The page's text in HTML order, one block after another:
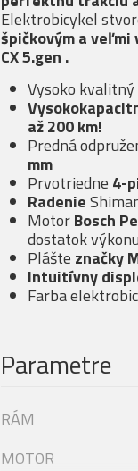
Elektrobicykel
špičkovým a veľmi
CX 5.gen .
Vysoko kvalitný
až 200 km!
Predná
mm
Prvotriedne 4-
Radenie
MotorBosch
dostatok výkonu
Plášte značky
Intuitívny
Farba
Parametre
RÁM
MOTOR